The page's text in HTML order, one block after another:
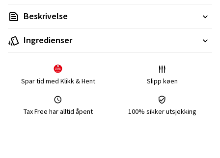
Beskrivelse
Ingredienser
Spar tid med Klikk & Hent Slipp køen
Tax Free har alltid åpent 100% sikker utsjekking